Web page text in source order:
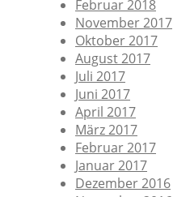
Februar 2018
November 2017
Oktober 2017
August 2017
Juli 2017
Juni 2017
April 2017
März 2017
Februar 2017
Januar 2017
Dezember 2016